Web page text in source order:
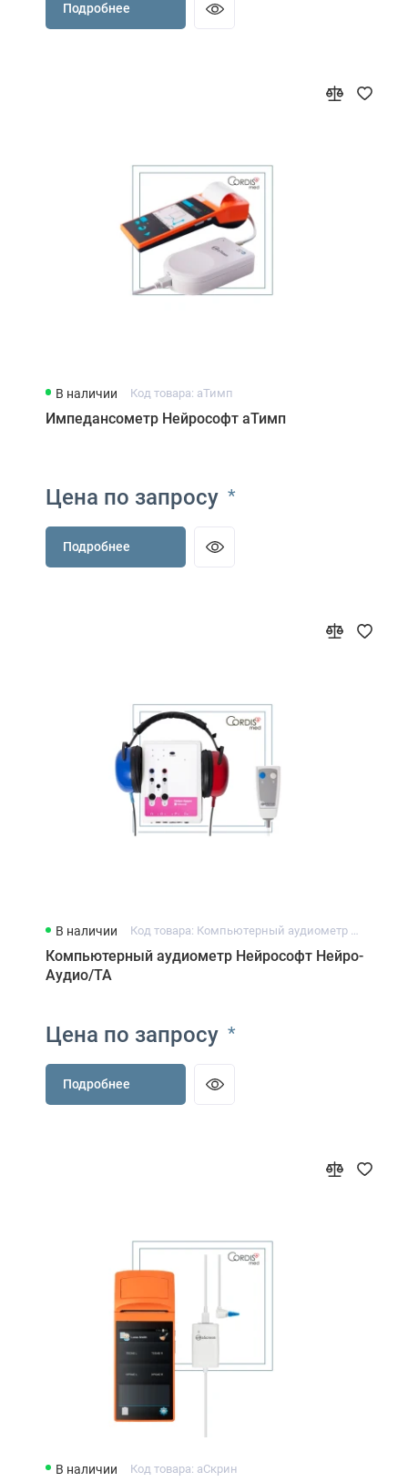
Подробнее
В наличии Код товара: аТимп
Импедансометр Нейрософт аТимп
Цена по запросу *
Подробнее
В наличии Код товара: Компьютерный аудиометр Нейрософт Нейро-Аудио/ТА
Компьютерный аудиометр Нейрософт Нейро-
Аудио/ТА
Цена по запросу *
Подробнее
В наличии Код товара: аСкрин